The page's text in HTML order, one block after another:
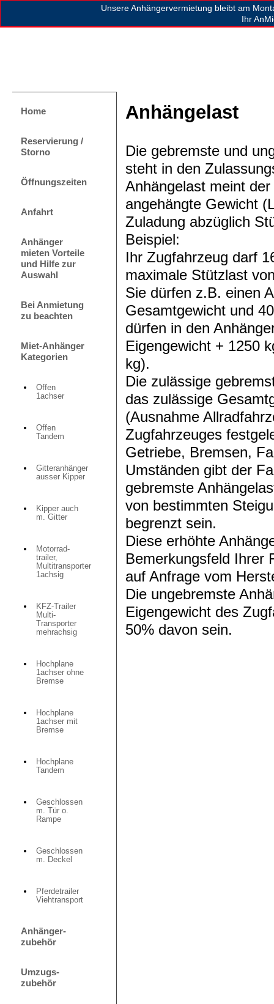
Unsere Anhängervermietung bleibt am
Ihr
Home
Reservierung /
Storno
Öffnungszeiten
Anfahrt
Anhänger
mieten Vorteile
und Hilfe zur
Auswahl
Bei Anmietung
zu beachten
Miet-Anhänger
Kategorien
Offen
1achser
Offen
Tandem
Gitteranhänger
ausser Kipper
Kipper auch
m. Gitter
Motorrad-
trailer,
Multitransporter
1achsig
KFZ-Trailer
Multi-
Transporter
mehrachsig
Hochplane
1achser ohne
Bremse
Hochplane
1achser mit
Bremse
Hochplane
Tandem
Geschlossen
m. Tür o.
Rampe
Geschlossen
m. Deckel
Pferdetrailer
Viehtransport
Anhänger-
zubehör
Umzugs-
zubehör
Anhängelast
Die gebremste und
steht in den
Anhängelast meint
angehängte Gewicht
Zuladung abzüglich
Beispiel:
Ihr Zugfahrzeug darf
maximale Stützlast
Sie dürfen z.B. einen
Gesamtgewicht und
dürfen in den
Eigengewicht + 1250
kg).
Die zulässige
das zulässige
(Ausnahme
Zugfahrzeuges
Getriebe, Bremsen,
Umständen gibt der
gebremste
von bestimmten
begrenzt sein.
Diese erhöhte
Bemerkungsfeld Ihrer
auf Anfrage vom
Die ungebremste
Eigengewicht des
50% davon sein.